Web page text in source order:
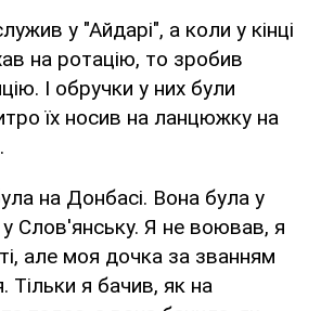
у "Айдарі", а коли у кінці
на ротацію, то зробив
І обручки у них були
їх носив на ланцюжку на
на Донбасі. Вона була у
Слов'янську. Я не воював, я
але моя дочка за званням
Тільки я бачив, як на